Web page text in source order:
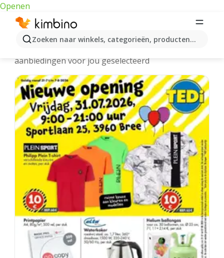
Openen
Zoeken naar winkels, categorieën, producten...
Meulebeke folders online
aanbiedingen voor jou geselecteerd